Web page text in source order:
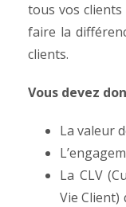
tous vos
faire la
clients.
Vous devez
La valeur
La CLV
Vie